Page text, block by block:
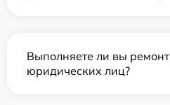
Выполняете ли вы
юридических лиц?